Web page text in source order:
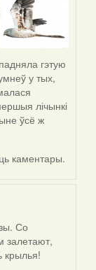
гэтую
у тых,
лічынкі
ўсё ж
каментары.
Со
залетают,
крылья!